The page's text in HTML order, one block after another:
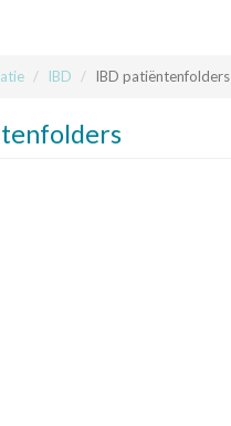
IBD IBD patiëntenfolders